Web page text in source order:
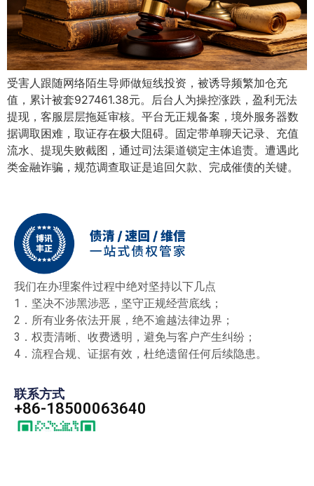
受害人跟随网络陌生导师做短线投资，被诱导频繁加仓充
值，累计被套927461.38元。后台人为操控涨跌，盈利无法
提现，客服层层拖延审核。平台无正规备案，境外服务器数
据调取困难，取证存在极大阻碍。固定带单聊天记录、充值
流水、提现失败截图，通过司法渠道锁定主体追责。遭遇此
类金融诈骗，规范调查取证是追回欠款、完成催债的关键。
我们在办理案件过程中绝对坚持以下几点
1．坚决不涉黑涉恶，坚守正规经营底线；
2．所有业务依法开展，绝不逾越法律边界；
3．权责清晰、收费透明，避免与客户产生纠纷；
4．流程合规、证据有效，杜绝遗留任何后续隐患。
联系方式
+86-18500063640